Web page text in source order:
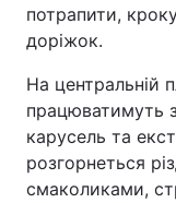
потрапити,
доріжок.
На центральній
працюватимуть
карусель та
розгорнеться
смаколиками,